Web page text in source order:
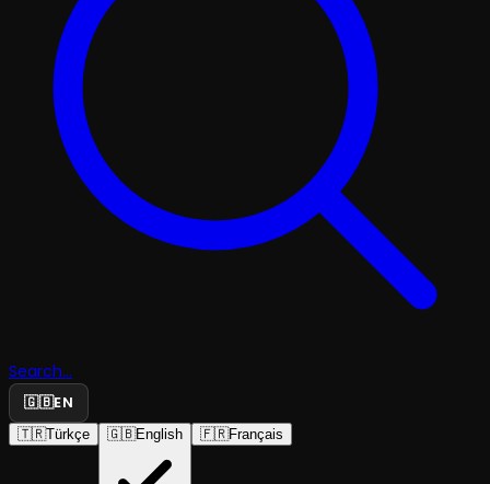
Search...
🇬🇧EN
🇹🇷Türkçe 🇬🇧English 🇫🇷Français